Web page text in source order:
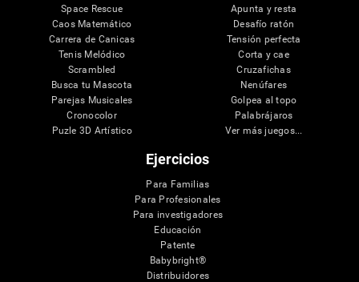
Space Rescue
Caos Matemático
Carrera de Canicas
Tenis Melódico
Scrambled
Busca tu Mascota
Parejas Musicales
Cronocolor
Puzle 3D Artístico
Apunta y resta
Desafío ratón
Tensión perfecta
Corta y cae
Cruzafichas
Nenúfares
Golpea al topo
Palabrájaros
Ver más juegos...
Ejercicios
Para Familias
Para Profesionales
Para investigadores
Educación
Patente
Babybright®
Distribuidores